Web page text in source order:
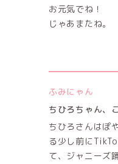
お元気でね！
じゃあまたね。
ふみにゃん
ちひろちゃん、
ちひろさんはぽ
る少し前に
て、ジャニーズ